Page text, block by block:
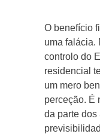
O benefício
uma falácia.
controlo do
residencial
um mero
perceção. É
da parte dos